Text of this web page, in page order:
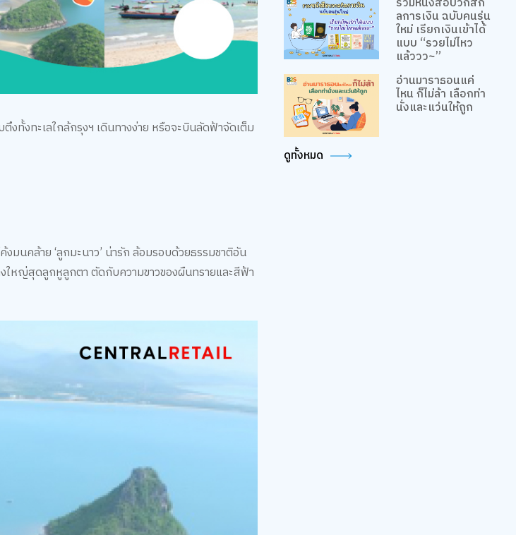
ทั้งทะเลใกล้กรุงฯ เดินทางง่าย หรือจะบินลัดฟ้าจัดเต็ม
มนคล้าย ‘ลูกมะนาว’ น่ารัก ล้อมรอบด้วยธรรมชาติอัน
งใหญ่สุดลูกหูลูกตา ตัดกับความขาวของผืนทรายและสีฟ้า
ลการเงิน ฉบับคนรุ่น
ใหม่ เรียกเงินเข้าได้
แบบ “รวยไม่ไหว
แล้ววว~”
อ่านมาราธอนแค่
ไหน ก็ไม่ล้า เลือกท่า
นั่งและแว่นให้ถูก
ดูทั้งหมด